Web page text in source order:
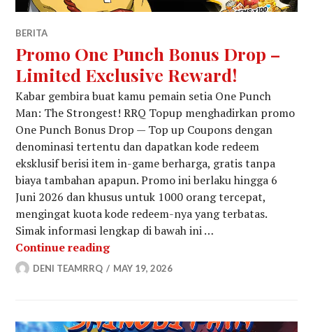
BERITA
Promo One Punch Bonus Drop –
Limited Exclusive Reward!
Kabar gembira buat kamu pemain setia One Punch
Man: The Strongest! RRQ Topup menghadirkan promo
One Punch Bonus Drop — Top up Coupons dengan
denominasi tertentu dan dapatkan kode redeem
eksklusif berisi item in-game berharga, gratis tanpa
biaya tambahan apapun. Promo ini berlaku hingga 6
Juni 2026 dan khusus untuk 1000 orang tercepat,
mengingat kuota kode redeem-nya yang terbatas.
Simak informasi lengkap di bawah ini …
Continue readingPromo One Punch Bonus Drop –
DENI TEAMRRQ MAY 19, 2026